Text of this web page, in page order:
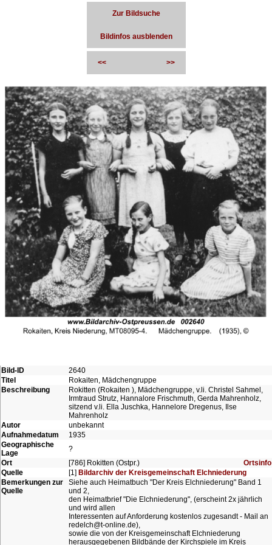
Zur Bildsuche
Bildinfos ausblenden
<< >>
Bild-ID
2640
Titel
Rokaiten, Mädchengruppe
Beschreibung
Rokitten (Rokaiten ), Mädchengruppe, v.li. Christel Sahmel,
Irmtraud Strutz, Hannalore Frischmuth, Gerda Mahrenholz,
sitzend v.li. Ella Juschka, Hannelore Dregenus, Ilse
Mahrenholz
Autor
unbekannt
Aufnahmedatum
1935
Geographische
Lage
?
Ort
[786] Rokitten (Ostpr.)
Ortsinfo
Quelle
[1] Bildarchiv der Kreisgemeinschaft Elchniederung
Bemerkungen zur
Quelle
Siehe auch Heimatbuch "Der Kreis Elchniederung" Band 1
und 2,
den Heimatbrief "Die Elchniederung", (erscheint 2x jährlich
und wird allen
Interessenten auf Anforderung kostenlos zugesandt - Mail an
redelch@t-online.de),
sowie die von der Kreisgemeinschaft Elchniederung
herausgegebenen Bildbände der Kirchspiele im Kreis